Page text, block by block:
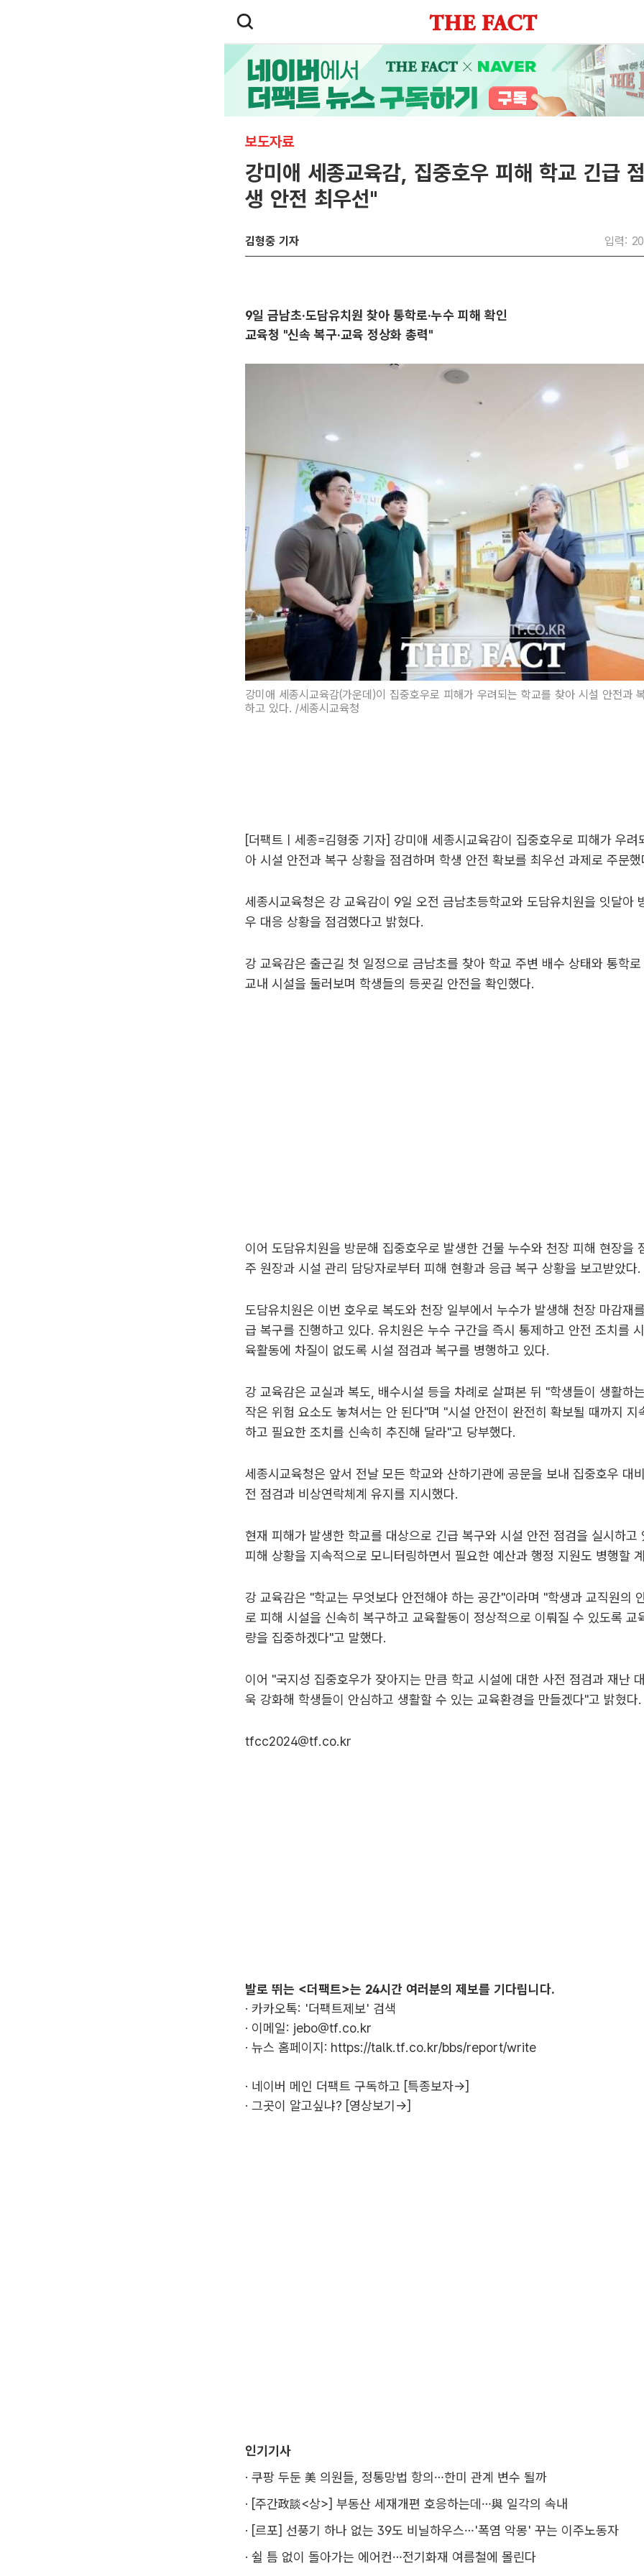
보도자료
강미애 세종교육감, 집중호우 피해 학교 긴급
생 안전 최우선"
김형중 기자 입력:
9일 금남초·도담유치원 찾아 통학로·누수 피해 확인
교육청 "신속 복구·교육 정상화 총력"
강미애 세종시교육감(가운데)이 집중호우로 피해가 우려되는 학교를 찾아 시설 안전과
하고 있다. /세종시교육청
[더팩트ㅣ세종=김형중 기자] 강미애 세종시교육감이 집중호우로 피해가 우려
아 시설 안전과 복구 상황을 점검하며 학생 안전 확보를 최우선 과제로 주문했
세종시교육청은 강 교육감이 9일 오전 금남초등학교와 도담유치원을 잇달아
우 대응 상황을 점검했다고 밝혔다.
강 교육감은 출근길 첫 일정으로 금남초를 찾아 학교 주변 배수 상태와 통학
교내 시설을 둘러보며 학생들의 등굣길 안전을 확인했다.
이어 도담유치원을 방문해 집중호우로 발생한 건물 누수와 천장 피해 현장을
주 원장과 시설 관리 담당자로부터 피해 현황과 응급 복구 상황을 보고받았다.
도담유치원은 이번 호우로 복도와 천장 일부에서 누수가 발생해 천장 마감재
급 복구를 진행하고 있다. 유치원은 누수 구간을 즉시 통제하고 안전 조치를
육활동에 차질이 없도록 시설 점검과 복구를 병행하고 있다.
강 교육감은 교실과 복도, 배수시설 등을 차례로 살펴본 뒤 "학생들이 생활하
작은 위험 요소도 놓쳐서는 안 된다"며 "시설 안전이 완전히 확보될 때까지 지
하고 필요한 조치를 신속히 추진해 달라"고 당부했다.
세종시교육청은 앞서 전날 모든 학교와 산하기관에 공문을 보내 집중호우 대
전 점검과 비상연락체계 유지를 지시했다.
현재 피해가 발생한 학교를 대상으로 긴급 복구와 시설 안전 점검을 실시하고
피해 상황을 지속적으로 모니터링하면서 필요한 예산과 행정 지원도 병행할
강 교육감은 "학교는 무엇보다 안전해야 하는 공간"이라며 "학생과 교직원의
로 피해 시설을 신속히 복구하고 교육활동이 정상적으로 이뤄질 수 있도록 교
량을 집중하겠다"고 말했다.
이어 "국지성 집중호우가 잦아지는 만큼 학교 시설에 대한 사전 점검과 재난
욱 강화해 학생들이 안심하고 생활할 수 있는 교육환경을 만들겠다"고 밝혔다.
tfcc2024@tf.co.kr
발로 뛰는 <더팩트>는 24시간 여러분의 제보를 기다립니다.
· 카카오톡: '더팩트제보' 검색
· 이메일: jebo@tf.co.kr
· 뉴스 홈페이지: https://talk.tf.co.kr/bbs/report/write
· 네이버 메인 더팩트 구독하고 [특종보자→]
· 그곳이 알고싶냐? [영상보기→]
인기기사
· 쿠팡 두둔 美 의원들, 정통망법 항의…한미 관계 변수 될까
· [주간政談<상>] 부동산 세재개편 호응하는데…與 일각의 속내
· [르포] 선풍기 하나 없는 39도 비닐하우스…'폭염 악몽' 꾸는 이주노동자
· 쉴 틈 없이 돌아가는 에어컨…전기화재 여름철에 몰린다